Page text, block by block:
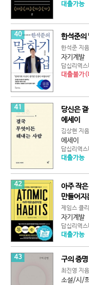
대출가능
40 한석준의
한석준 지
자기계발
답십리역
대출불가(
41
당신은
에세이
김상현 지
에세이
답십리역
대출가능
42
아주 작
만들어지
제임스 클
자기계발
답십리역
대출가능
43 구의 증
최진영 지
소설/시/